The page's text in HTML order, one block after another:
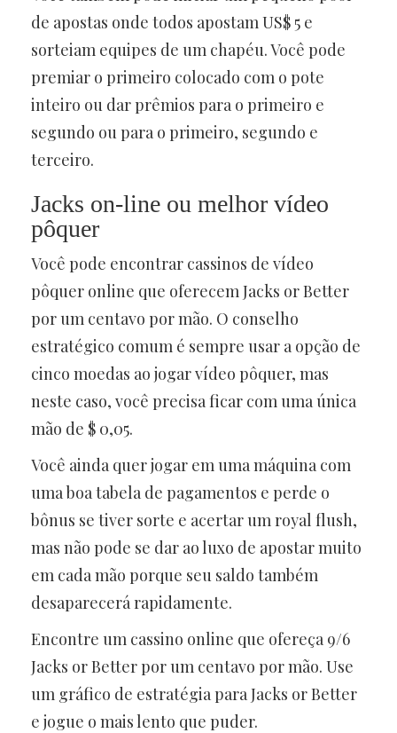
de apostas onde todos apostam US$ 5 e
sorteiam equipes de um chapéu. Você pode
premiar o primeiro colocado com o pote
inteiro ou dar prêmios para o primeiro e
segundo ou para o primeiro, segundo e
terceiro.
Jacks on-line ou melhor vídeo
pôquer
Você pode encontrar cassinos de vídeo
pôquer online que oferecem Jacks or Better
por um centavo por mão. O conselho
estratégico comum é sempre usar a opção de
cinco moedas ao jogar vídeo pôquer, mas
neste caso, você precisa ficar com uma única
mão de $ 0,05.
Você ainda quer jogar em uma máquina com
uma boa tabela de pagamentos e perde o
bônus se tiver sorte e acertar um royal flush,
mas não pode se dar ao luxo de apostar muito
em cada mão porque seu saldo também
desaparecerá rapidamente.
Encontre um cassino online que ofereça 9/6
Jacks or Better por um centavo por mão. Use
um gráfico de estratégia para Jacks or Better
e jogue o mais lento que puder.